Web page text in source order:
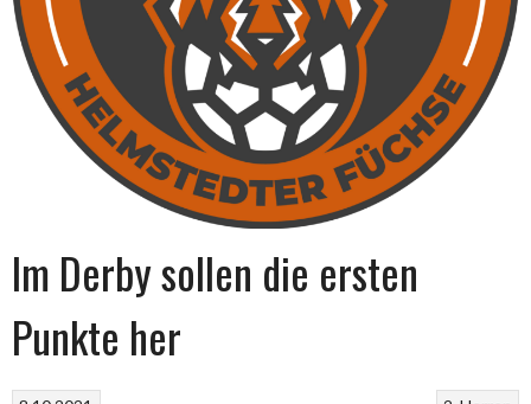
Im Derby sollen die ersten
Punkte her